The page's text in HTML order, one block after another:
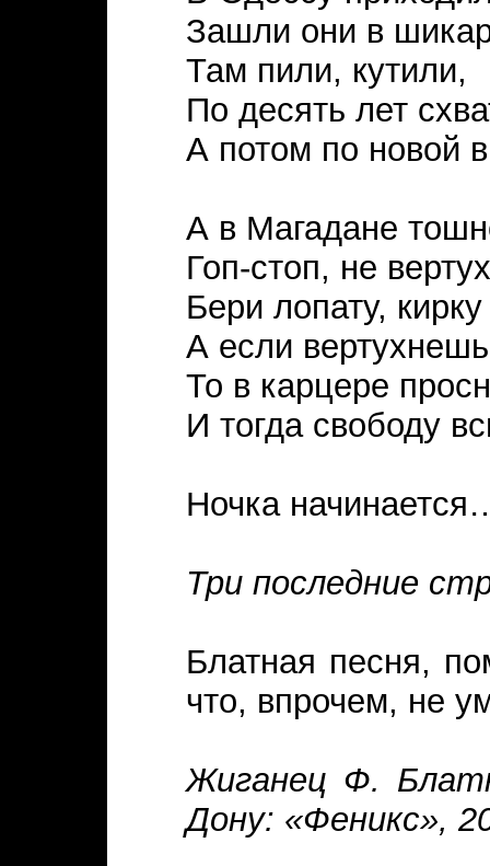
Зашли они в
Там пили, кутили,
По десять лет
А потом по новой
А в Магадане
Гоп-стоп, не
Бери лопату,
А если
То в карцере
И тогда свободу
Ночка
Три последние
Блатная песня,
что, впрочем, не
Жиганец Ф.
Дону: «Феникс»,